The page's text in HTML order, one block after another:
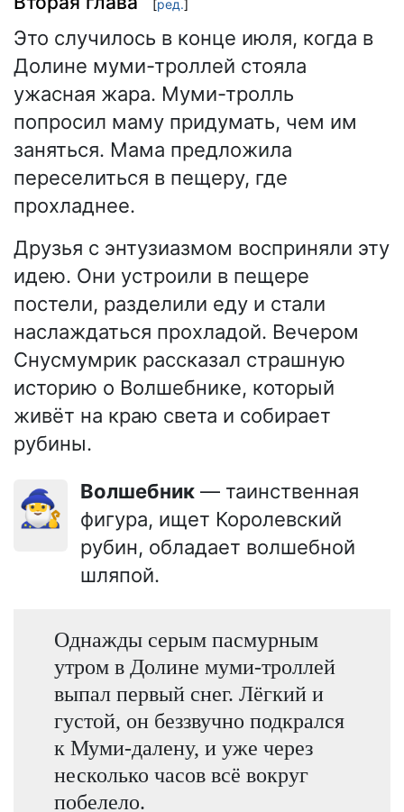
[ред.]
Это случилось в конце июля, когда в
Долине муми-троллей стояла
ужасная жара. Муми-тролль
попросил маму придумать, чем им
заняться. Мама предложила
переселиться в пещеру, где
прохладнее.
Друзья с энтузиазмом восприняли эту
идею. Они устроили в пещере
постели, разделили еду и стали
наслаждаться прохладой. Вечером
Снусмумрик рассказал страшную
историю о Волшебнике, который
живёт на краю света и собирает
рубины.
🧙‍♂️ Волшебник — таинственная
фигура, ищет Королевский
рубин, обладает волшебной
шляпой.
Однажды серым пасмурным
утром в Долине муми-троллей
выпал первый снег. Лёгкий и
густой, он беззвучно подкрался
к Муми-далену, и уже через
несколько часов всё вокруг
побелело.